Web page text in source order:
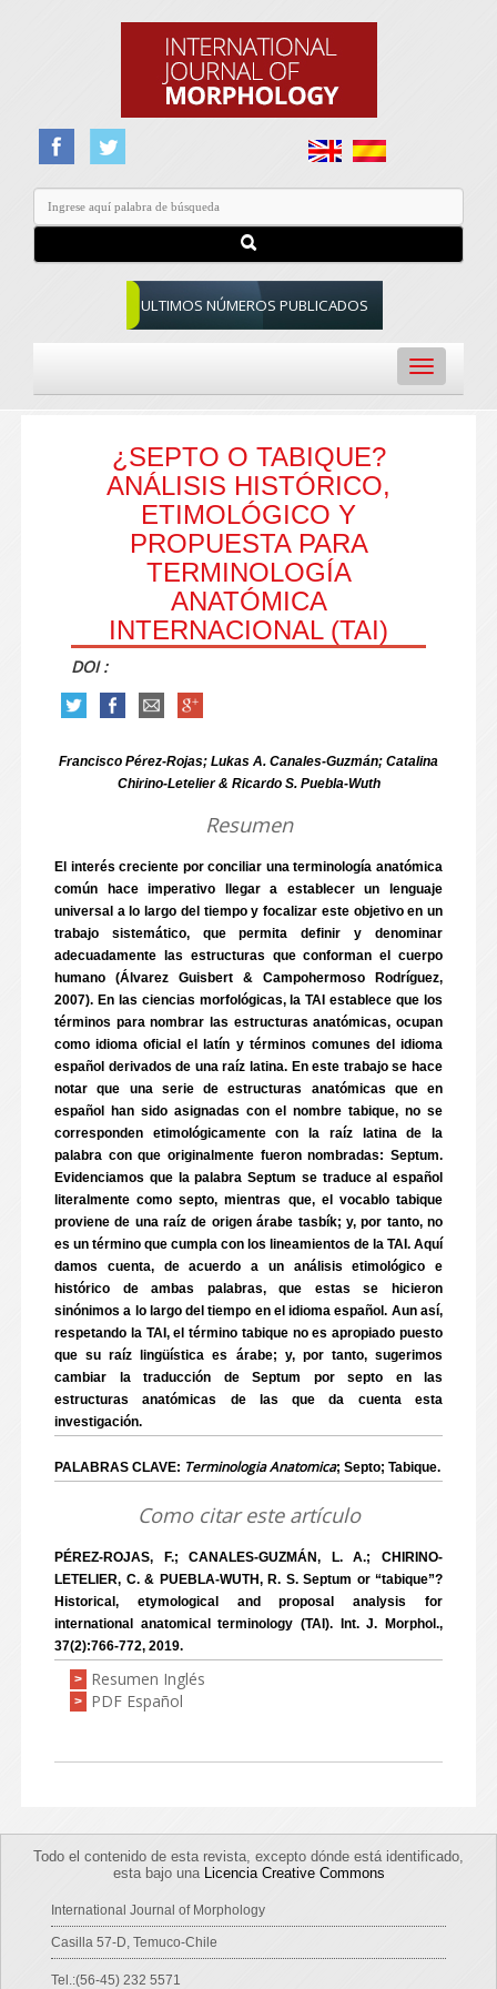
ULTIMOS NÚMEROS PUBLICADOS
Toggle
navigation
¿SEPTO O TABIQUE?
ANÁLISIS HISTÓRICO,
ETIMOLÓGICO Y
PROPUESTA PARA
TERMINOLOGÍA
ANATÓMICA
INTERNACIONAL (TAI)
DOI :
Francisco Pérez-Rojas; Lukas A. Canales-Guzmán; Catalina
Chirino-Letelier & Ricardo S. Puebla-Wuth
Resumen
El interés creciente por conciliar una terminología anatómica
común hace imperativo llegar a establecer un lenguaje
universal a lo largo del tiempo y focalizar este objetivo en un
trabajo sistemático, que permita definir y denominar
adecuadamente las estructuras que conforman el cuerpo
humano (Álvarez Guisbert & Campohermoso Rodríguez,
2007). En las ciencias morfológicas, la TAI establece que los
términos para nombrar las estructuras anatómicas, ocupan
como idioma oficial el latín y términos comunes del idioma
español derivados de una raíz latina. En este trabajo se hace
notar que una serie de estructuras anatómicas que en
español han sido asignadas con el nombre tabique, no se
corresponden etimológicamente con la raíz latina de la
palabra con que originalmente fueron nombradas: Septum.
Evidenciamos que la palabra Septum se traduce al español
literalmente como septo, mientras que, el vocablo tabique
proviene de una raíz de origen árabe tasbík; y, por tanto, no
es un término que cumpla con los lineamientos de la TAI. Aquí
damos cuenta, de acuerdo a un análisis etimológico e
histórico de ambas palabras, que estas se hicieron
sinónimos a lo largo del tiempo en el idioma español. Aun así,
respetando la TAI, el término tabique no es apropiado puesto
que su raíz lingüística es árabe; y, por tanto, sugerimos
cambiar la traducción de Septum por septo en las
estructuras anatómicas de las que da cuenta esta
investigación.
PALABRAS CLAVE: Terminologia Anatomica; Septo; Tabique.
Como citar este artículo
PÉREZ-ROJAS, F.; CANALES-GUZMÁN, L. A.; CHIRINO-
LETELIER, C. & PUEBLA-WUTH, R. S. Septum or “tabique”?
Historical, etymological and proposal analysis for
international anatomical terminology (TAI). Int. J. Morphol.,
37(2):766-772, 2019.
> Resumen Inglés
> PDF Español
Todo el contenido de esta revista, excepto dónde está identificado,
esta bajo una Licencia Creative Commons
International Journal of Morphology
Casilla 57-D, Temuco-Chile
Tel.:(56-45) 232 5571